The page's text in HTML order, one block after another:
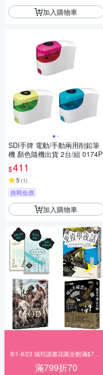
加入購物車
SDI手牌 電動/手動兩用削鉛筆
機 顏色隨機出貨 2台/組 0174P
$411
5 (1)
挑戰低價
加入購物車
滿799折70